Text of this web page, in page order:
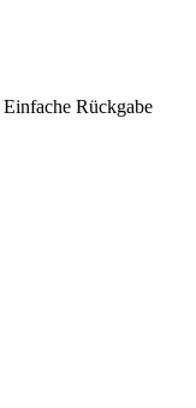
Einfache Rückgabe